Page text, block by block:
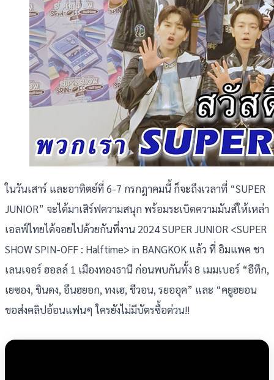
ในวันเสาร์ และอาทิตย์ที่ 6-7 กรกฎาคมนี้ ก็จะถึงเวลาที่ “SUPER
JUNIOR” จะได้มาเสิร์ฟความสนุก พร้อมระเบิดความมันส์ให้เหล่า
เอลฟ์ไทยได้จอยไปด้วยกันที่งาน 2024 SUPER JUNIOR <SUPER
SHOW SPIN-OFF : Halftime> in BANGKOK แล้ว ที่ อิมแพค ชา
เลนเจอร์ ฮอลล์ 1 เมืองทองธานี ก่อนพบกันทั้ง 8 เมมเบอร์ “อีทึก,
เยซอง, ชินดง, อึนฮยอก, ทงเฮ, ชีวอน, รยออุค” และ “คยูฮยอน
ขอส่งคลิปอ้อนแฟนๆ ใครยังไม่มีบัตรซื้อด่วน!!